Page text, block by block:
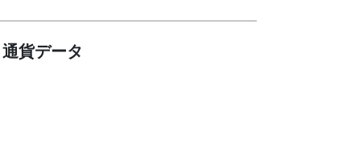
通貨データ